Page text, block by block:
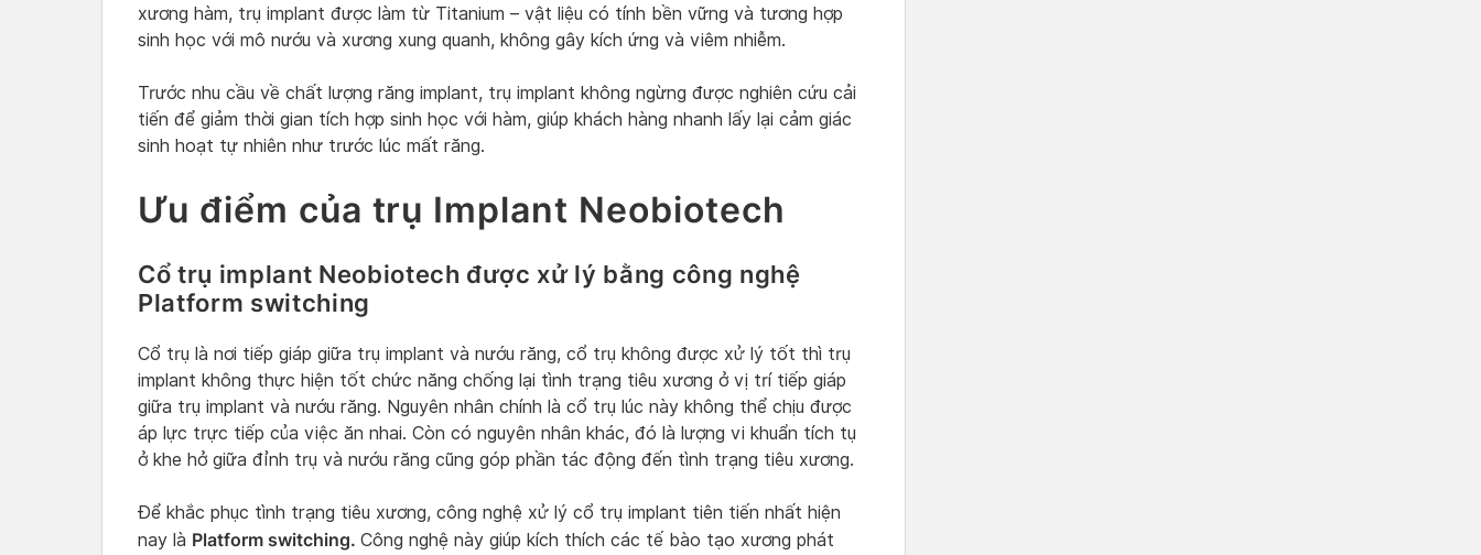
xương hàm, trụ implant được làm từ Titanium – vật liệu có tính bền vững và tương hợp
sinh học với mô nướu và xương xung quanh, không gây kích ứng và viêm nhiễm.
Trước nhu cầu về chất lượng răng implant, trụ implant không ngừng được nghiên cứu cải
tiến để giảm thời gian tích hợp sinh học với hàm, giúp khách hàng nhanh lấy lại cảm giác
sinh hoạt tự nhiên như trước lúc mất răng.
Ưu điểm của trụ Implant Neobiotech
Cổ trụ implant Neobiotech được xử lý bằng công nghệ
Platform switching
Cổ trụ là nơi tiếp giáp giữa trụ implant và nướu răng, cổ trụ không được xử lý tốt thì trụ
implant không thực hiện tốt chức năng chống lại tình trạng tiêu xương ở vị trí tiếp giáp
giữa trụ implant và nướu răng. Nguyên nhân chính là cổ trụ lúc này không thể chịu được
áp lực trực tiếp của việc ăn nhai. Còn có nguyên nhân khác, đó là lượng vi khuẩn tích tụ
ở khe hở giữa đỉnh trụ và nướu răng cũng góp phần tác động đến tình trạng tiêu xương.
Để khắc phục tình trạng tiêu xương, công nghệ xử lý cổ trụ implant tiên tiến nhất hiện
nay là Platform switching. Công nghệ này giúp kích thích các tế bào tạo xương phát